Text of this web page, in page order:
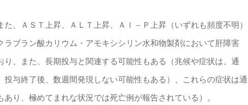
、ＡＳＴ上昇、ＡＬＴ上昇、Ａｌ－Ｐ上昇（いずれも頻度不明）
ブラン酸カリウム・アモキシシリン水和物製剤において肝障害
、また、長期投与と関連する可能性もある（兆候や症状は、通
与終了後、数週間発現しない可能性もある）、これらの症状は通
り、極めてまれな状況では死亡例が報告されている）。